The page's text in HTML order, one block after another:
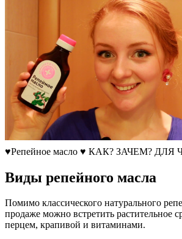
♥Репейное масло ♥ КАК? ЗАЧЕМ? ДЛЯ
Виды репейного масла
Помимо классического натурального
продаже можно встретить растительное
перцем, крапивой и витаминами.